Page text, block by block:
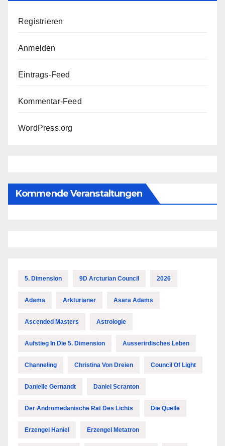
Registrieren
Anmelden
Eintrags-Feed
Kommentar-Feed
WordPress.org
Kommende Veranstaltungen
5. Dimension 9D Arcturian Council 2026
Adama Arkturianer Asara Adams
Ascended Masters Astrologie
Aufstieg In Die 5. Dimension Ausserirdisches Leben
Channeling Christina Von Dreien Council Of Light
Danielle Gernandt Daniel Scranton
Der Andromedanische Rat Des Lichts Die Quelle
Erzengel Haniel Erzengel Metatron